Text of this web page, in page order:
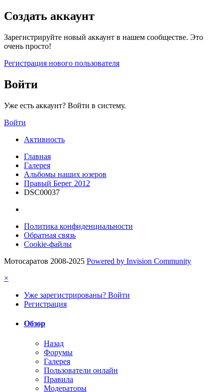
Создать аккаунт
Зарегистрируйте новый аккаунт в нашем сообществе. Это
очень просто!
Регистрация нового пользователя
Войти
Уже есть аккаунт? Войти в систему.
Войти
Активность
Главная
Галерея
Альбомы наших юзеров
Правый Берег 2012
DSC00037
Политика конфиденциальности
Обратная связь
Cookie-файлы
Мотосаратов 2008-2025 Powered by Invision Community
×
Уже зарегистрированы? Войти
Регистрация
Обзор
Назад
Форумы
Галерея
Пользователи онлайн
Правила
Модераторы